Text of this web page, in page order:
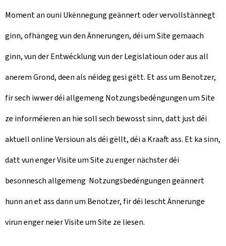
Moment an ouni Ukënnegung geännert oder vervollstännegt
ginn, ofhängeg vun den Ännerungen, déi um Site gemaach
ginn, vun der Entwécklung vun der Legislatioun oder aus all
anerem Grond, deen als néideg gesi gëtt. Et ass um Benotzer,
fir sech iwwer déi allgemeng Notzungsbedéngungen um Site
ze informéieren an hie soll sech bewosst sinn, datt just déi
aktuell online Versioun als déi gëllt, déi a Kraaft ass. Et ka sinn,
datt vun enger Visite um Site zu enger nächster déi
besonnesch allgemeng Notzungsbedéngungen geännert
hunn an et ass dann um Benotzer, fir déi lescht Ännerunge
virun enger neier Visite um Site ze liesen.